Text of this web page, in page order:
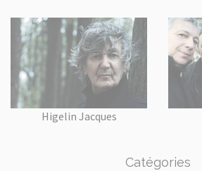
Higelin Jacques
Catégories